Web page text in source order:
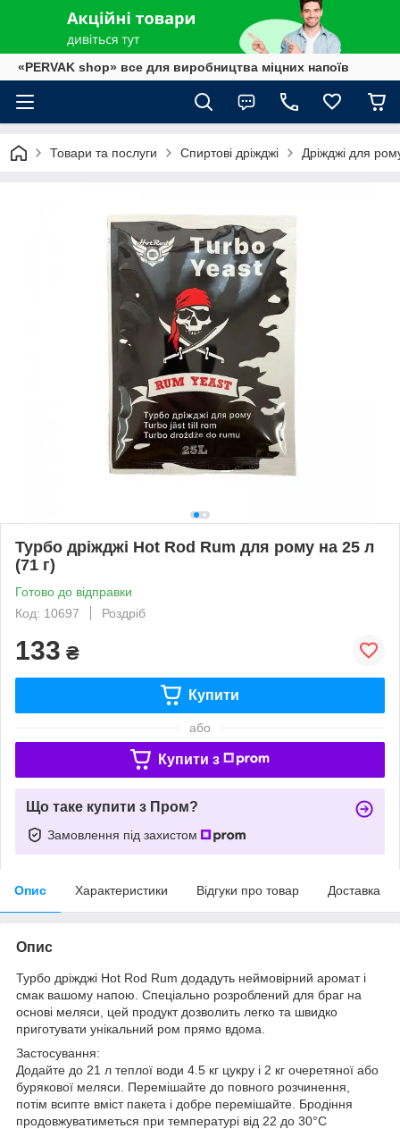
«PERVAK shop» все для виробництва міцних напоїв
Товари та послуги Спиртові дріжджі Дріжджі для
Турбо дріжджі Hot Rod Rum для рому на 25 л
(71 г)
Готово до відправки
Код: 10697
Роздріб
133 ₴
Купити
або
Купити з
Що таке купити з Пром?
Замовлення під захистом
Опис Характеристики Відгуки про товар Доставка
Опис
Турбо дріжджі Hot Rod Rum додадуть неймовірний аромат і
смак вашому напою. Спеціально розроблений для браг на
основі меляси, цей продукт дозволить легко та швидко
приготувати унікальний ром прямо вдома.
Застосування:
Додайте до 21 л теплої води 4.5 кг цукру і 2 кг очеретяної або
бурякової меляси. Перемішайте до повного розчинення,
потім всипте вміст пакета і добре перемішайте. Бродіння
продовжуватиметься при температурі від 22 до 30°С